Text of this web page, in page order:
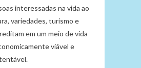
interessadas na vida ao
variedades, turismo e
em um meio de vida
viável e